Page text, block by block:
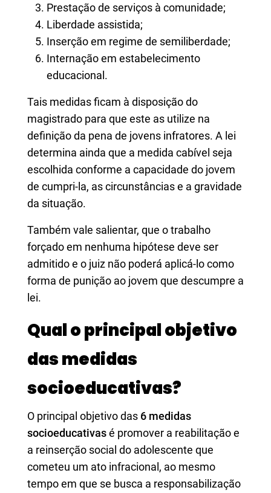
Prestação de serviços à comunidade;
Liberdade assistida;
Inserção em regime de semiliberdade;
Internação em estabelecimento
educacional.
Tais medidas ficam à disposição do
magistrado para que este as utilize na
definição da pena de jovens infratores. A lei
determina ainda que a medida cabível seja
escolhida conforme a capacidade do jovem
de cumpri-la, as circunstâncias e a gravidade
da situação.
Também vale salientar, que o trabalho
forçado em nenhuma hipótese deve ser
admitido e o juiz não poderá aplicá-lo como
forma de punição ao jovem que descumpre a
lei.
Qual o principal objetivo
das medidas
socioeducativas?
O principal objetivo das 6 medidas
socioeducativasé promover a reabilitação e
a reinserção social do adolescente que
cometeu um ato infracional, ao mesmo
tempo em que se busca a responsabilização